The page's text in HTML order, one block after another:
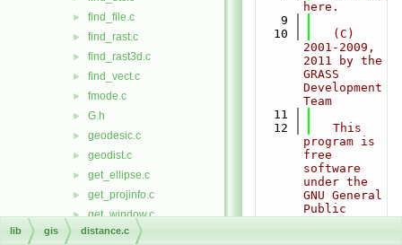
► find_file.c
► find_rast.c
► find_rast3d.c
► find_vect.c
► fmode.c
► G.h
► geodesic.c
► geodist.c
► get_ellipse.c
► get_projinfo.c
► get_window.c
► getl.c
here.
    9
   10
   (C)
2001-2009,
2011 by the
GRASS
Development
Team
   11
   12
   This
program is
free
software
under the
GNU General
Public
lib gis distance.c